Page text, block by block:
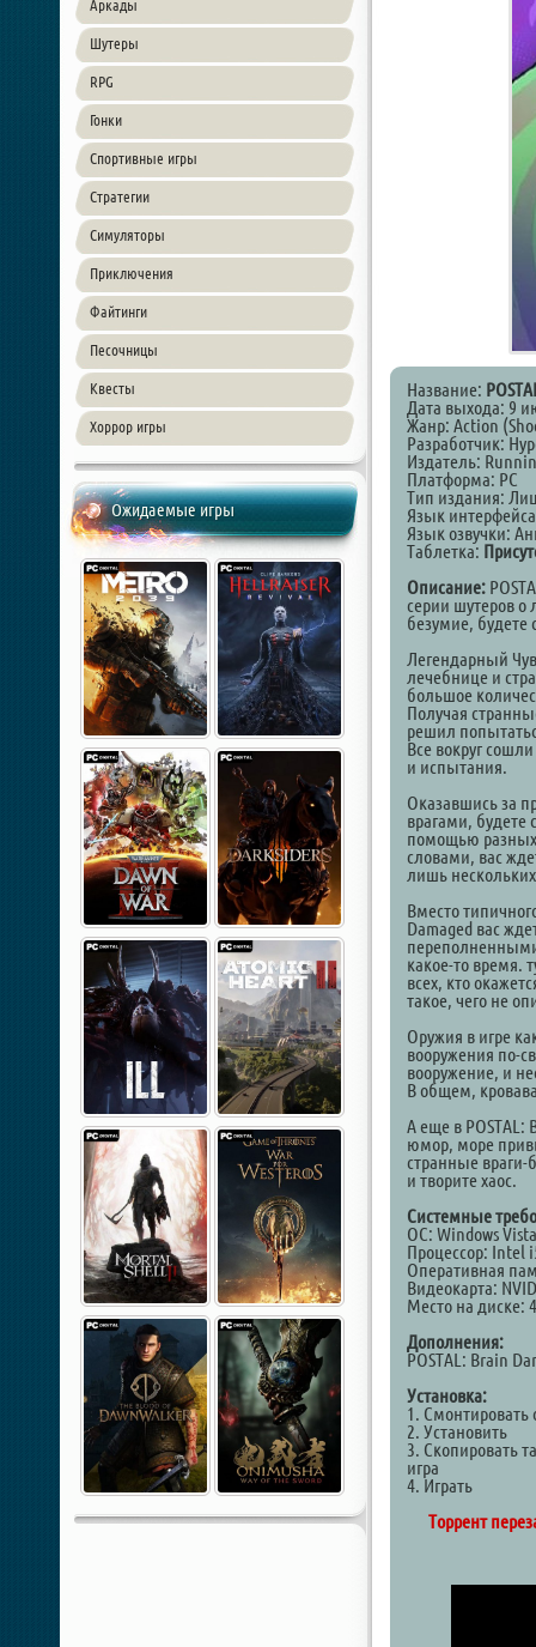
Аркады
Шутеры
RPG
Гонки
Спортивные игры
Стратегии
Симуляторы
Приключения
Файтинги
Песочницы
Квесты
Хоррор игры
Ожидаемые игры
Название:
Дата выхода: 9
Жанр: Action
Разработчик:
Издатель:
Платформа: PC
Тип издания:
Язык
Язык озвучки:
Таблетка:
Описание:
серии шутеров о
безумие, будете
Легендарный
лечебнице и
большое
Получая
решил
Все вокруг
и испытания.
Оказавшись за
врагами, будете
помощью разных
словами, вас
лишь
Вместо
Damaged вас
переполненными
какое-то время.
всех, кто
такое, чего не
Оружия в игре
вооружения по-
вооружение, и
В общем,
А еще в POSTAL:
юмор, море
странные враги-
и творите хаос.
Системные
ОС: Windows
Процессор: Intel
Оперативная
Видеокарта:
Место на диске:
Дополнения:
POSTAL: Brain
Установка:
1. Смонтировать
2. Установить
3. Скопировать
игра
4. Играть
Торрент